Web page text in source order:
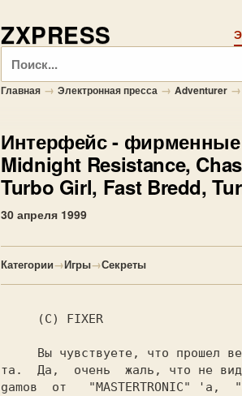
ZXPRESS
Поиск
Главная → Электронная пресса → Adventurer →
Интерфейс- фирменные
Midnight Resistance,
Turbo Girl, Fast Bredd,
30 апреля 1999
Категории→Игры→Секреты
    (C) FIXER
та.  Да,  очень  жаль, что не
gamов  от
"MASTERTRONIC" 'а,